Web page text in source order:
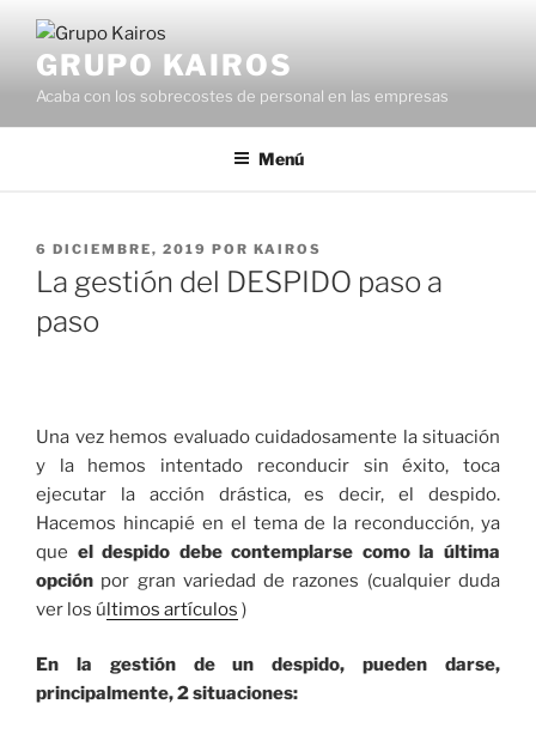
contenidoGRUPO KAIROS
Acaba con los sobrecostes de personal en las empresas
Menú
PUBLICADO
EL
6 DICIEMBRE, 2019 POR KAIROS
La gestión del DESPIDO paso a
paso
Una vez hemos evaluado cuidadosamente la situación
y la hemos intentado reconducir sin éxito, toca
ejecutar la acción drástica, es decir, el despido.
Hacemos hincapié en el tema de la reconducción, ya
que el despido debe contemplarse como la última
opción por gran variedad de razones (cualquier duda
ver los últimos artículos )
En la gestión de un despido, pueden darse,
principalmente, 2 situaciones: